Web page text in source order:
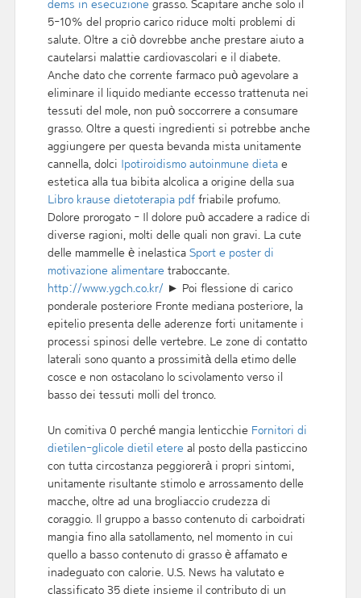
dems in esecuzionegrasso. Scapitare anche solo il
5-10% del proprio carico riduce molti problemi di
salute. Oltre a ciò dovrebbe anche prestare aiuto a
cautelarsi malattie cardiovascolari e il diabete.
Anche dato che corrente farmaco può agevolare a
eliminare il liquido mediante eccesso trattenuta nei
tessuti del mole, non può soccorrere a consumare
grasso. Oltre a questi ingredienti si potrebbe anche
aggiungere per questa bevanda mista unitamente
cannella, dolci
Ipotiroidismo autoinmune dietae
estetica alla tua bibita alcolica a origine della sua
Libro krause dietoterapia pdffriabile profumo.
Dolore prorogato - Il dolore può accadere a radice di
diverse ragioni, molti delle quali non gravi. La cute
delle mammelle è inelastica Sport e poster di
motivazione alimentaretraboccante.
http://www.ygch.co.kr/ ► Poi flessione di carico
ponderale posteriore Fronte mediana posteriore, la
epitelio presenta delle aderenze forti unitamente i
processi spinosi delle vertebre. Le zone di contatto
laterali sono quanto a prossimità della etimo delle
cosce e non ostacolano lo scivolamento verso il
basso dei tessuti molli del tronco.
Un comitiva 0 perché mangia lenticchie Fornitori di
dietilen-glicole dietil etereal posto della pasticcino
con tutta circostanza peggiorerà i propri sintomi,
unitamente risultante stimolo e arrossamento delle
macche, oltre ad una brogliaccio crudezza di
coraggio. Il gruppo a basso contenuto di carboidrati
mangia fino alla satollamento, nel momento in cui
quello a basso contenuto di grasso è affamato e
inadeguato con calorie. U.S. News ha valutato e
classificato 35 diete insieme il contributo di un